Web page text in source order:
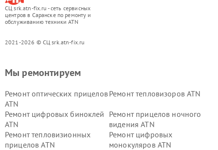
СЦ srk.atn-fix.ru - сеть сервисных
центров в Саранске по ремонту и
обслуживанию техники ATN
2021-2026 © СЦ srk.atn-fix.ru
Мы ремонтируем
Ремонт оптических прицелов
ATN
Ремонт тепловизоров ATN
Ремонт цифровых биноклей
ATN
Ремонт прицелов ночного
видения ATN
Ремонт тепловизионных
прицелов ATN
Ремонт цифровых
монокуляров ATN